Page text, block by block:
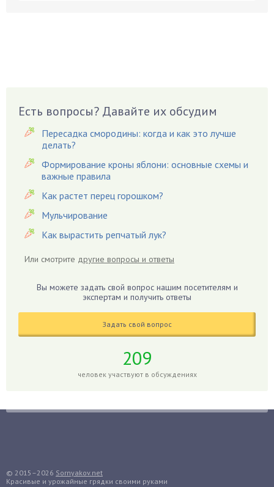
Вешенки
Виноград
Вредители
Гардения
Гацания
Гвоздики
Георгины
Гиацинт
Гладиолусы
Гранат
Грядки
Есть вопросы? Давайте их обсудим
Пересадка смородины: когда и как это лучше
делать?
Формирование кроны яблони: основные схемы и
важные правила
Как растет перец горошком?
Мульчирование
Как вырастить репчатый лук?
Или смотрите другие вопросы и ответы
Вы можете задать свой вопрос нашим посетителям и
экспертам и получить ответы
Задать свой вопрос
209
человек участвуют в обсуждениях
© 2015–2026 Sornyakov.net
Красивые и урожайные грядки своими руками